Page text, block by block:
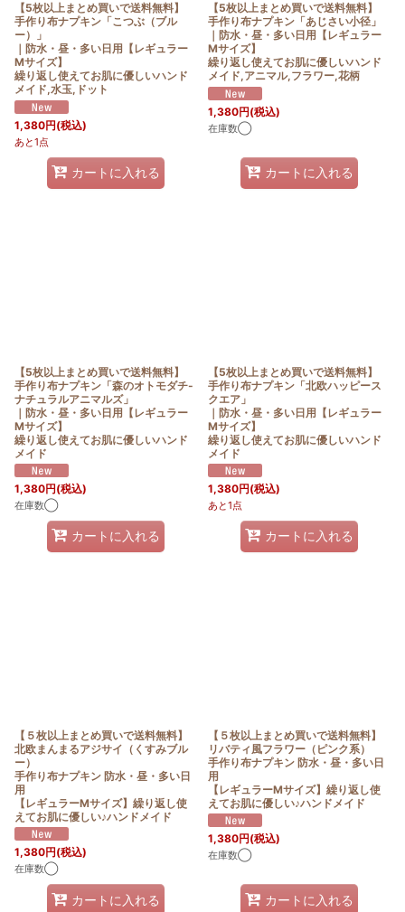
【5枚以上まとめ買いで送料無料】
手作り布ナプキン「こつぶ（ブル
ー）」
｜防水・昼・多い日用【レギュラー
Mサイズ】
繰り返し使えてお肌に優しいハンド
メイド,水玉,ドット
1,380円(税込)
あと1点
カートに入れる
【5枚以上まとめ買いで送料無料】
手作り布ナプキン「あじさい小径」
｜防水・昼・多い日用【レギュラー
Mサイズ】
繰り返し使えてお肌に優しいハンド
メイド,アニマル,フラワー,花柄
1,380円(税込)
在庫数◯
カートに入れる
【5枚以上まとめ買いで送料無料】
手作り布ナプキン「森のオトモダチ-
ナチュラルアニマルズ」
｜防水・昼・多い日用【レギュラー
Mサイズ】
繰り返し使えてお肌に優しいハンド
メイド
1,380円(税込)
在庫数◯
カートに入れる
【5枚以上まとめ買いで送料無料】
手作り布ナプキン「北欧ハッピース
クエア」
｜防水・昼・多い日用【レギュラー
Mサイズ】
繰り返し使えてお肌に優しいハンド
メイド
1,380円(税込)
あと1点
カートに入れる
【５枚以上まとめ買いで送料無料】
北欧まんまるアジサイ（くすみブル
ー）
手作り布ナプキン 防水・昼・多い日
用
【レギュラーMサイズ】繰り返し使
えてお肌に優しい♪ハンドメイド
1,380円(税込)
在庫数◯
カートに入れる
【５枚以上まとめ買いで送料無料】
リバティ風フラワー（ピンク系）
手作り布ナプキン 防水・昼・多い日
用
【レギュラーMサイズ】繰り返し使
えてお肌に優しい♪ハンドメイド
1,380円(税込)
在庫数◯
カートに入れる